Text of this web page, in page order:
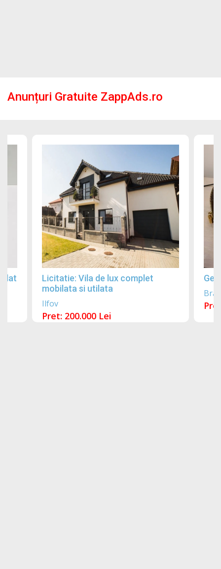
Anunțuri Gratuite ZappAds.ro
Licitatie: Vila de lux complet
mobilata si utilata
Ilfov
Pret: 200.000 Lei